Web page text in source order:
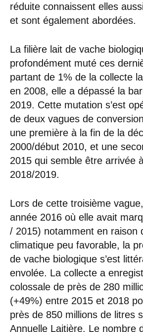
réduite connaissent elles
et sont également abordées.
La filière lait de vache
profondément muté ces
partant de 1% de la collecte
en 2008, elle a dépassé la
2019. Cette mutation s’est
de deux vagues de
une première à la fin de la
2000/début 2010, et une
2015 qui semble être arrivée
2018/2019.
Lors de cette troisième
année 2016 où elle avait
/ 2015) notamment en raison
climatique peu favorable, la
de vache biologique s’est
envolée. La collecte a
colossale de près de 280
(+49%) entre 2015 et 2018
près de 850 millions de litres
Annuelle Laitière. Le nombre